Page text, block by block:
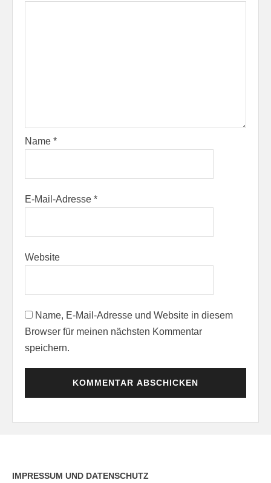
Name *
E-Mail-Adresse *
Website
Name, E-Mail-Adresse und Website in diesem
Browser für meinen nächsten Kommentar
speichern.
IMPRESSUM UND DATENSCHUTZ